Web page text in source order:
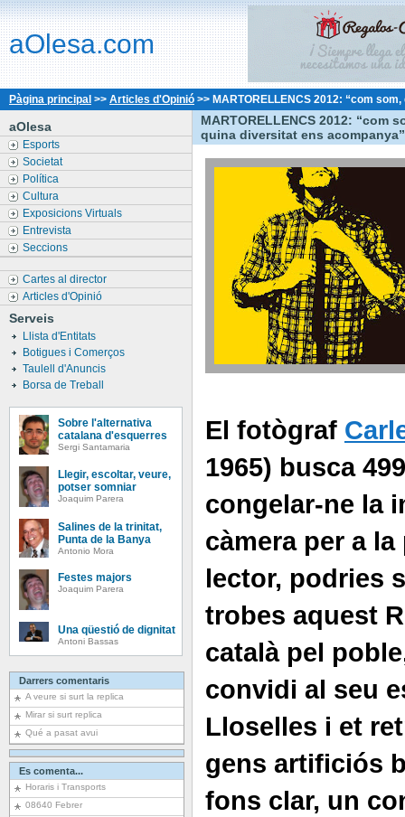
aOlesa.com
Pàgina principal >> Articles d'Opinió >> MARTORELLENCS 2012: “com
aOlesa
Esports
Societat
Política
Cultura
Exposicions Virtuals
Entrevista
Seccions
Cartes al director
Articles d'Opinió
Serveis
Llista d'Entitats
Botigues i Comerços
Taulell d'Anuncis
Borsa de Treball
Sobre l'alternativa
catalana d'esquerres
Sergi Santamaria
Llegir, escoltar, veure,
potser somniar
Joaquim Parera
Salines de la trinitat,
Punta de la Banya
Antonio Mora
Festes majors
Joaquim Parera
Una qüestió de dignitat
Antoni Bassas
Darrers comentaris
A veure si surt la replica
Mirar si surt replica
Qué a pasat avui
Es comenta...
Horaris i Transports
08640 Febrer
MARTORELLENCS 2012: “com
quina diversitat ens acompanya”
El fotògraf
1965) busca
congelar-ne la
càmera per a
lector, podries
trobes aquest
català pel
convidi al seu
Lloselles i et
gens artificiós
fons clar, un